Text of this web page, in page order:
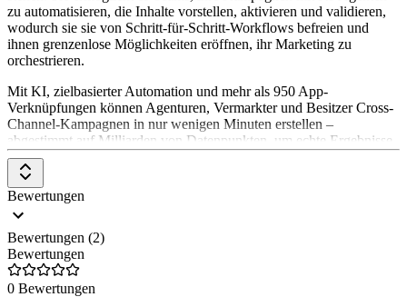
zu automatisieren, die Inhalte vorstellen, aktivieren und validieren,
wodurch sie sie von Schritt-für-Schritt-Workflows befreien und
ihnen grenzenlose Möglichkeiten eröffnen, ihr Marketing zu
orchestrieren.
Mit KI, zielbasierter Automation und mehr als 950 App-
Verknüpfungen können Agenturen, Vermarkter und Besitzer Cross-
Channel-Kampagnen in nur wenigen Minuten erstellen –
abgestimmt auf Milliarden von Datenpunkten, um echte Ergebnisse
für ihr Unternehmen zu erzielen.
ActiveCampaign ist die zuverlässige Lösung, wenn es darum geht,
Unternehmen dabei zu helfen, eine neue Welt grenzenloser
Möglichkeiten zu erschließen, in der Ideen Wirkung zeigen und
Potenziale in echte Ergebnisse umgewandelt werden.
Bewertungen
Bewertungen (2)
Bewertungen
0 Bewertungen